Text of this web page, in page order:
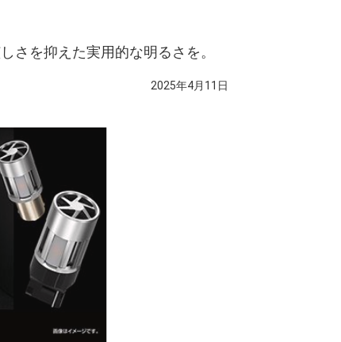
さを抑えた実用的な明るさを。
2025年4月11日